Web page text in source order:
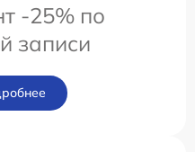
-25% по
записи